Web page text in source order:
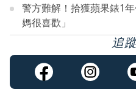
警方難解！拾獲蘋果錶1
媽很喜歡」
追